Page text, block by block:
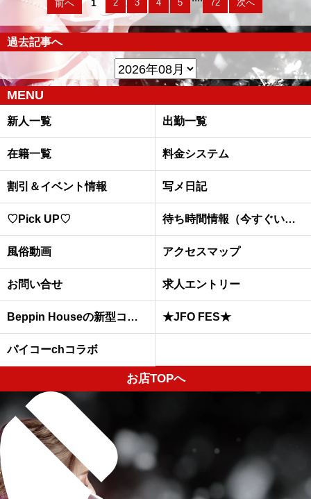
前へ 1 2 3 4 5 72 次へ
過去記事へ
MENU
新人一覧 出勤一覧
在籍一覧 料金システム
割引＆イベント情報 写メ日記
♡Pick UP♡ 待ち時間情報（今すぐいける娘）
風俗動画 アクセスマップ
お問い合せ 求人エントリー
Beppin Houseの新型コロナウイルスへの予防対策について ★JFO FES★
パイコーchコラボ
お店TOPへ